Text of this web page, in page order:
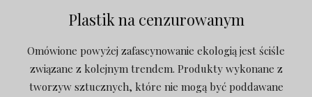
Plastik na cenzurowanym
Omówione powyżej zafascynowanie ekologią jest ściśle
związane z kolejnym trendem. Produkty wykonane z
tworzyw sztucznych, które nie mogą być poddawane